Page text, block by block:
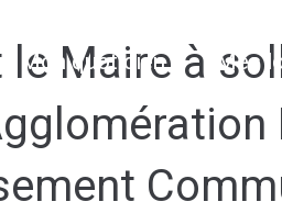
Mon quotidien Mes
le Maire à